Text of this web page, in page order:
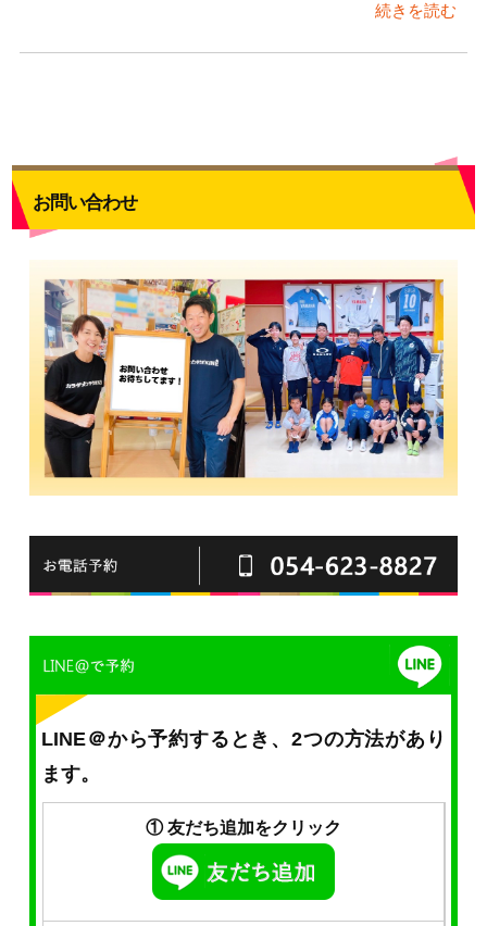
続きを読む
お問い合わせ
LINE＠から予約するとき、2つの方法があり
ます。
① 友だち追加をクリック